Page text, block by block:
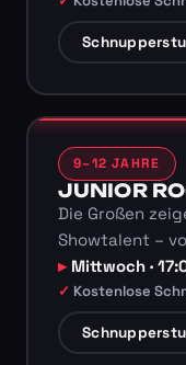
9–12 JAHRE
JUNIOR
Die Großen
Showtalent –
Mittwoch ·
Kostenlose